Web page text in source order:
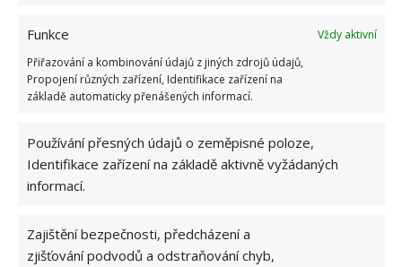
Funkce
Vždy aktivní
Přiřazování a kombinování údajů z jiných zdrojů údajů,
Propojení různých zařízení, Identifikace zařízení na
základě automaticky přenášených informací.
Používání přesných údajů o zeměpisné poloze,
Identifikace zařízení na základě aktivně vyžádaných
informací.
Zajištění bezpečnosti, předcházení a
zjišťování podvodů a odstraňování chyb,
doporučeno konzumovat ho jen několik gramů.V
opačných případech hrozí, že způsobí nevolnost
tu, kterou má obvykle sám potlačit. Najde si místo i
Jen zkoumejte a testujte.
Zdroj:GardenersWorld